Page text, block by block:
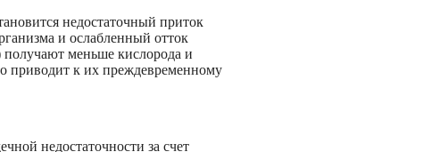
недостаточный приток
и ослабленный отток
меньше кислорода и
приводит к их преждевременному
недостаточности за счет